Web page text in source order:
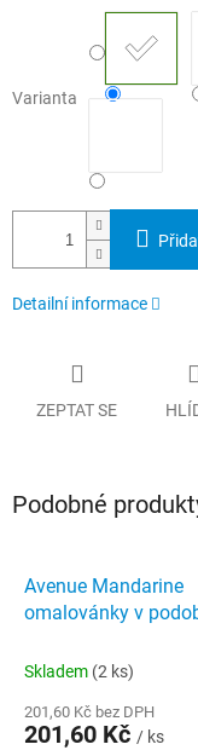
Varianta
Detailní informace
ZEPTAT SE
Podobné
Avenue Mandarine
omalovánky v
Skladem (2 ks)
201,60 Kč bez DPH
201,60 Kč / ks